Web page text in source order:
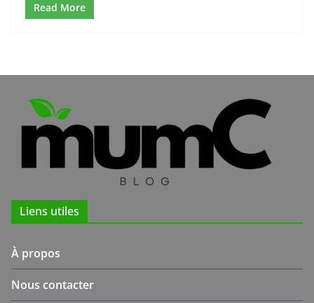
Read More
Liens utiles
À propos
Nous contacter